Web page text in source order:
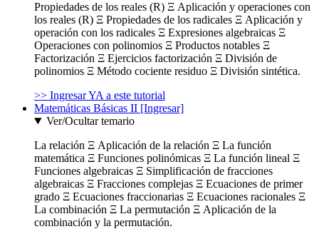
Propiedades de los reales (R) Ξ Aplicación y operaciones con
los reales (R) Ξ Propiedades de los radicales Ξ Aplicación y
operación con los radicales Ξ Expresiones algebraicas Ξ
Operaciones con polinomios Ξ Productos notables Ξ
Factorización Ξ Ejercicios factorización Ξ División de
polinomios Ξ Método cociente residuo Ξ División sintética.
>> Ingresar YA a este tutorial
Matemáticas Básicas II [Ingresar]
Ver/Ocultar temario
La relación Ξ Aplicación de la relación Ξ La función
matemática Ξ Funciones polinómicas Ξ La función lineal Ξ
Funciones algebraicas Ξ Simplificación de fracciones
algebraicas Ξ Fracciones complejas Ξ Ecuaciones de primer
grado Ξ Ecuaciones fraccionarias Ξ Ecuaciones racionales Ξ
La combinación Ξ La permutación Ξ Aplicación de la
combinación y la permutación.